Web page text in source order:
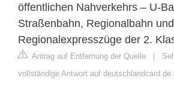
öffentlichen Nahverkehrs – U-
Straßenbahn, Regionalbahn und
Regionalexpresszüge der 2.
Antrag auf Entfernung der Quelle |
vollständige Antwort auf deutschlandcard.de